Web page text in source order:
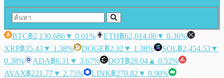
BTC฿2,130,686▼ 0.01% ETH฿62,014.00▼ 0.36%
XRP฿35.43▼ 1.38% DOGE฿2.32 ▼ 1.38% SOL฿2,454.53▼
0.38%
ADA฿6.31 ▼ 3.67% DOT฿28.04 ▲ 0.52%
AVAX฿221.77▼ 2.75% LINK฿270.82 ▼ 0.90%